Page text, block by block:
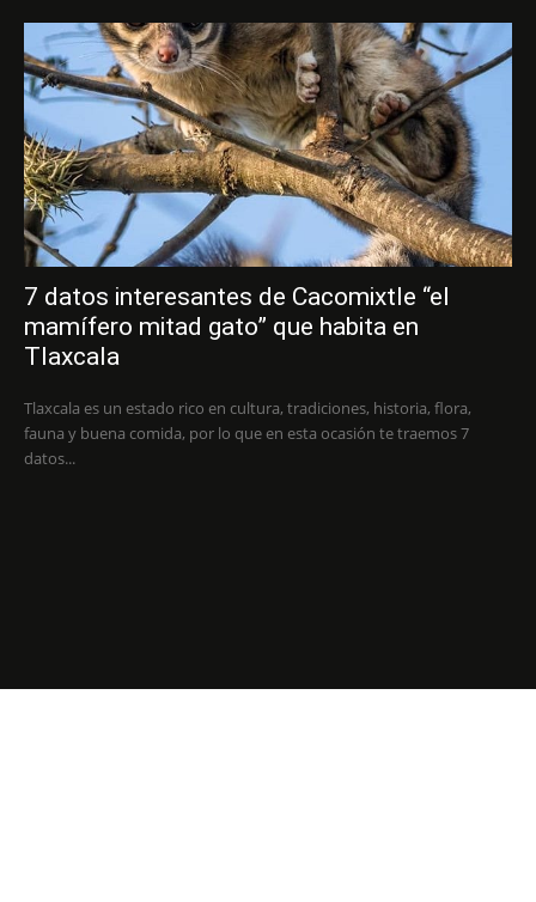
7 datos interesantes de Cacomixtle “el
mamífero mitad gato” que habita en
Tlaxcala
Tlaxcala es un estado rico en cultura, tradiciones, historia, flora,
fauna y buena comida, por lo que en esta ocasión te traemos 7
datos...